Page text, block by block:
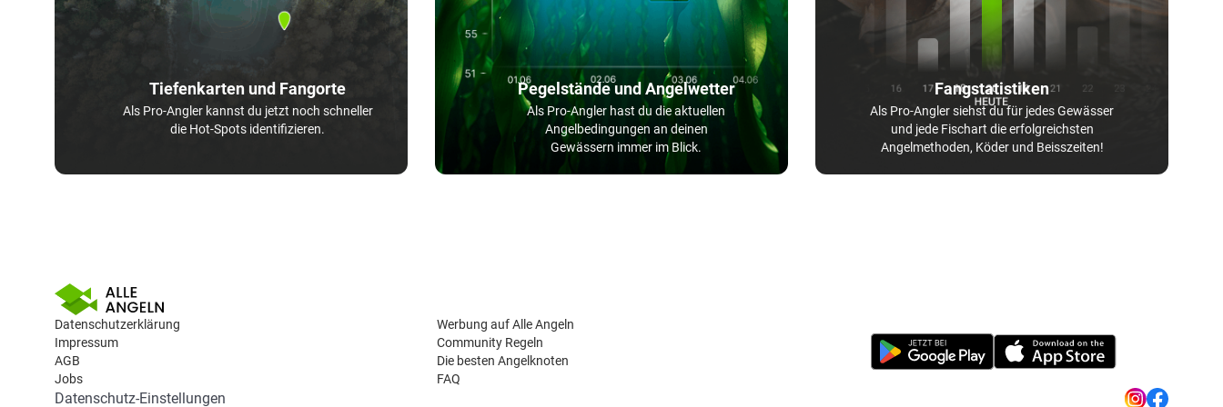
Tiefenkarten und Fangorte
Als Pro-Angler kannst du jetzt noch schneller
die Hot-Spots identifizieren.
Pegelstände und Angelwetter
Als Pro-Angler hast du die aktuellen
Angelbedingungen an deinen
Gewässern immer im Blick.
Fangstatistiken
Als Pro-Angler siehst du für jedes Gewässer
und jede Fischart die erfolgreichsten
Angelmethoden, Köder und Beisszeiten!
Datenschutzerklärung
Impressum
AGB
Jobs
Werbung auf Alle Angeln
Community Regeln
Die besten Angelknoten
FAQ
Datenschutz-Einstellungen